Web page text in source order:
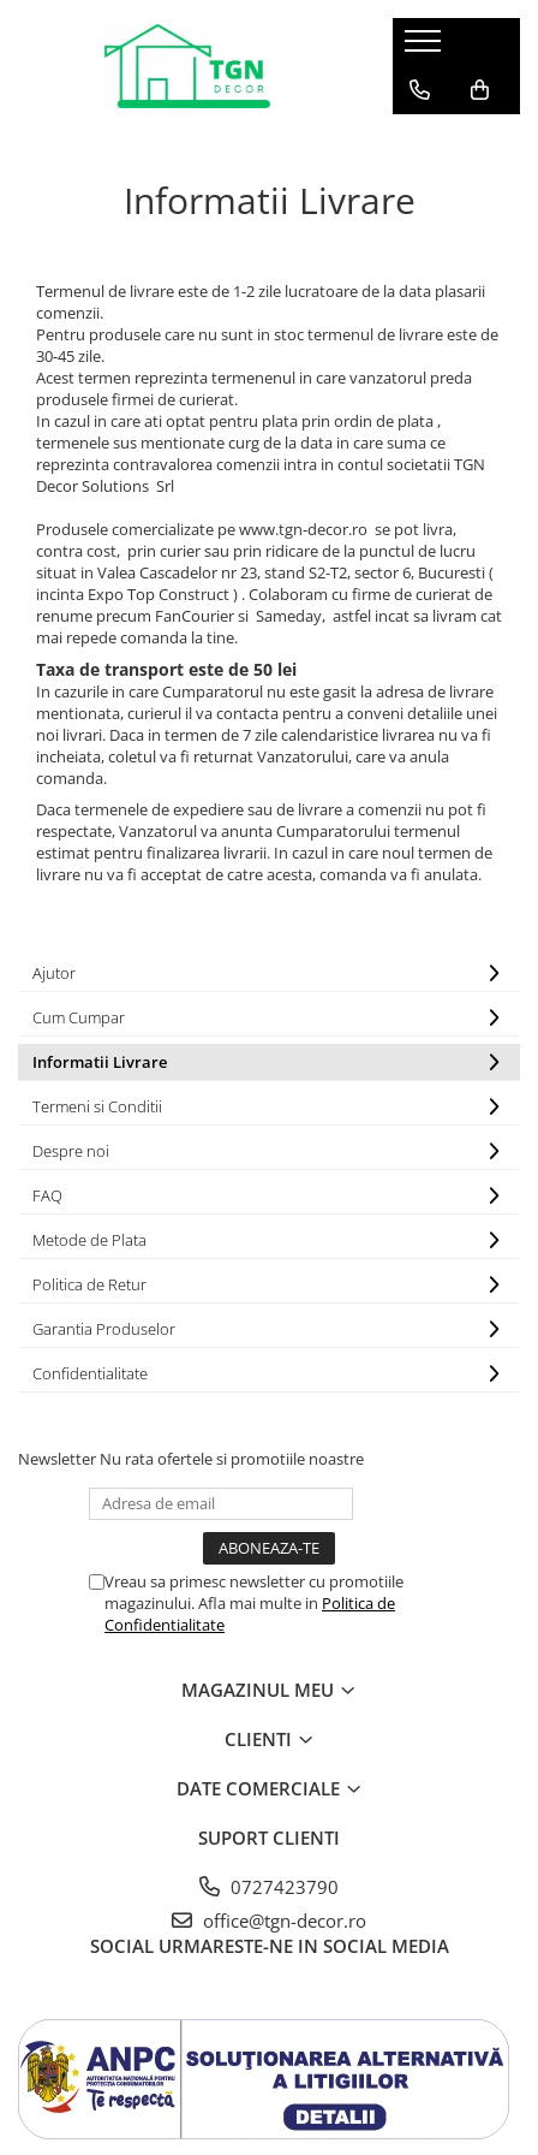
Profile decorative pentru interior – elemente decorative pentru pereți și tavane
Console decorative
Cornise masca galerie perdea
Cornișe din poliuretan
Nise, cupole si casete
Ornamente din poliuretan
Panouri decorative 3D pentru
pereți
Pilastri si coloane
Coloane din poliuretan
Pilastri poliuretan
Seturi complete pilastri
Profile decorative din polimer rigid
Brauri decorative din polimer rigid
si coltare
Cornise decorative din polimer
rigid
Plinte decorative din polimer rigid
Rozete decorative
Scafă LED pentru tavan
Grinzi decorative din poliuretan
Profile decorative pentru exterior – elemente arhitecturale pentru fațade
Pilastri pentru fațade
Placi de fuga
Profile LED pentru exterior –
iluminat arhitectural
Profile pentru pervaz (solbanc)
Suprafețe decorative 3D cu relief tactil
Printuri decorative 3D cu relief
Informatii Livrare
Termenul de livrare este de 1-2 zile lucratoare de la data plasarii
comenzii.
Pentru produsele care nu sunt in stoc termenul de livrare este de
30-45 zile.
Acest termen reprezinta termenenul in care vanzatorul preda
produsele firmei de curierat.
In cazul in care ati optat pentru plata prin ordin de plata ,
termenele sus mentionate curg de la data in care suma ce
reprezinta contravalorea comenzii intra in contul societatii TGN
Decor Solutions Srl
Produsele comercializate pe www.tgn-decor.ro se pot livra,
contra cost, prin curier sau prin ridicare de la punctul de lucru
situat in Valea Cascadelor nr 23, stand S2-T2, sector 6, Bucuresti (
incinta Expo Top Construct ) . Colaboram cu firme de curierat de
renume precum FanCourier si Sameday, astfel incat sa livram cat
mai repede comanda la tine.
Taxa de transport este de 50 lei
In cazurile in care Cumparatorul nu este gasit la adresa de livrare
mentionata, curierul il va contacta pentru a conveni detaliile unei
noi livrari. Daca in termen de 7 zile calendaristice livrarea nu va fi
incheiata, coletul va fi returnat Vanzatorului, care va anula
comanda.
Daca termenele de expediere sau de livrare a comenzii nu pot fi
respectate, Vanzatorul va anunta Cumparatorului termenul
estimat pentru finalizarea livrarii. In cazul in care noul termen de
livrare nu va fi acceptat de catre acesta, comanda va fi anulata.
Ajutor
Cum Cumpar
Informatii Livrare
Termeni si Conditii
Despre noi
FAQ
Metode de Plata
Politica de Retur
Garantia Produselor
Confidentialitate
Newsletter Nu rata ofertele si promotiile noastre
Vreau sa primesc newsletter cu promotiile
magazinului. Afla mai multe in Politica de
Confidentialitate
MAGAZINUL MEU
CLIENTI
DATE COMERCIALE
SUPORT CLIENTI
0727423790
office@tgn-decor.ro
SOCIAL URMARESTE-NE IN SOCIAL MEDIA